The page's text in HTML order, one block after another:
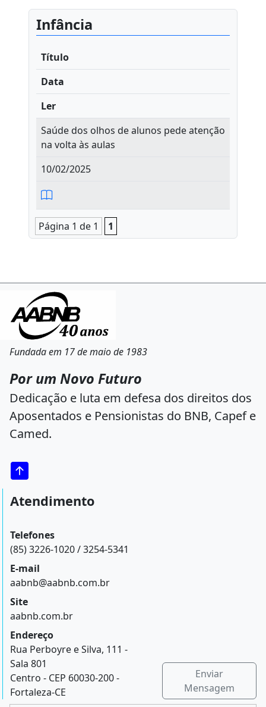
Infância
Título
Data
Ler
Saúde dos olhos de alunos pede atenção
na volta às aulas
10/02/2025
Página 1 de 1 1
Fundada em 17 de maio de 1983
Por um Novo Futuro
Dedicação e luta em defesa dos direitos dos
Aposentados e Pensionistas do BNB, Capef e
Camed.
Atendimento
Telefones
(85) 3226-1020 / 3254-5341
E-mail
aabnb@aabnb.com.br
Site
aabnb.com.br
Endereço
Rua Perboyre e Silva, 111 -
Sala 801
Centro - CEP 60030-200 -
Fortaleza-CE
Enviar
Mensagem